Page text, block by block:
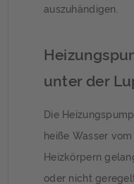
auszuhändigen.
unter der
Die
heiße Wasser
Heizkörpern
oder nicht